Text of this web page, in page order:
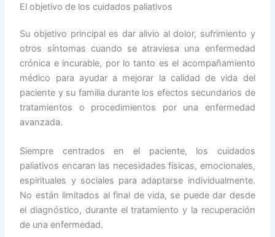
El objetivo de los cuidados paliativos
Su objetivo principal es dar alivio al dolor, sufrimiento y
otros síntomas cuando se atraviesa una enfermedad
crónica e incurable, por lo tanto es el acompañamiento
médico para ayudar a mejorar la calidad de vida del
paciente y su familia durante los efectos secundarios de
tratamientos o procedimientos por una enfermedad
avanzada.
Siempre centrados en el paciente, los cuidados
paliativos encaran las necesidades físicas, emocionales,
espirituales y sociales para adaptarse individualmente.
No están limitados al final de vida, se puede dar desde
el diagnóstico, durante el tratamiento y la recuperación
de una enfermedad.